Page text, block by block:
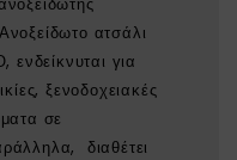
ατσάλι
για
ξενοδοχειακές
σε
διαθέτει